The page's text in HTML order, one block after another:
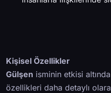
Kişisel Özellikler
Gülşen isminin etkisi
özellikleri daha detaylı